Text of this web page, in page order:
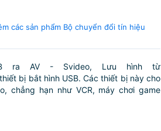
các sản phẩm Bộ chuyển đổi tín hiệu
ra AV - Svideo, Lưu hình từ
bị bắt hình USB. Các thiết bị này cho
chẳng hạn như VCR, máy chơi game